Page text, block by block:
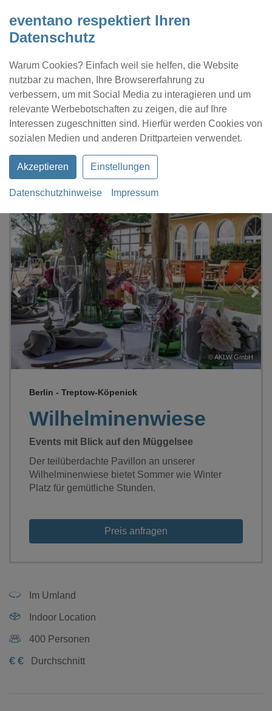
eventano respektiert Ihren
Datenschutz
Warum Cookies? Einfach weil sie helfen, die Website
nutzbar zu machen, Ihre Browsererfahrung zu
verbessern, um mit Social Media zu interagieren und um
relevante Werbebotschaften zu zeigen, die auf Ihre
Interessen zugeschnitten sind. Hierfür werden Cookies von
sozialen Medien und anderen Drittparteien verwendet.
Akzeptieren Einstellungen
Datenschutzhinweise Impressum
Kontakt Location eintragen Profil
Wilhelminenwiese
©AKLW GmbH
Loading...
Wilhelminenwiese
Berlin - Treptow-Köpenick
Events mit Blick auf den Müggelsee
Der teilüberdachte Pavillon an unserer
Wilhelminenwiese bietet Sommer wie Winter
Platz für gemütliche Stunden.
Preis anfragen
Im Umland
Indoor Location
400 Personen
€ € Durchschnitt